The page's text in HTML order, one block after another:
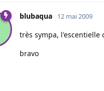
blubaqua 12 mai 2009
très sympa, l'escentielle
bravo